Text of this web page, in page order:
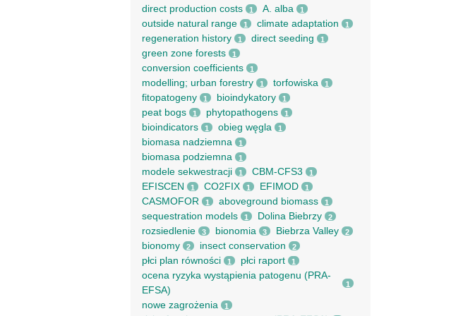
direct production costs 1 A. alba 1
outside natural range 1 climate adaptation 1
regeneration history 1 direct seeding 1
green zone forests 1
conversion coefficients 1
modelling; urban forestry 1 torfowiska 1
fitopatogeny 1 bioindykatory 1
peat bogs 1 phytopathogens 1
bioindicators 1 obieg węgla 1
biomasa nadziemna 1
biomasa podziemna 1
modele sekwestracji 1 CBM-CFS3 1
EFISCEN 1 CO2FIX 1 EFIMOD 1
CASMOFOR 1 aboveground biomass 1
sequestration models 1 Dolina Biebrzy 2
rozsiedlenie 3 bionomia 3 Biebrza Valley 2
bionomy 2 insect conservation 2
płci plan równości 1 płci raport 1
ocena ryzyka wystąpienia patogenu (PRA-
EFSA)
1
nowe zagrożenia 1